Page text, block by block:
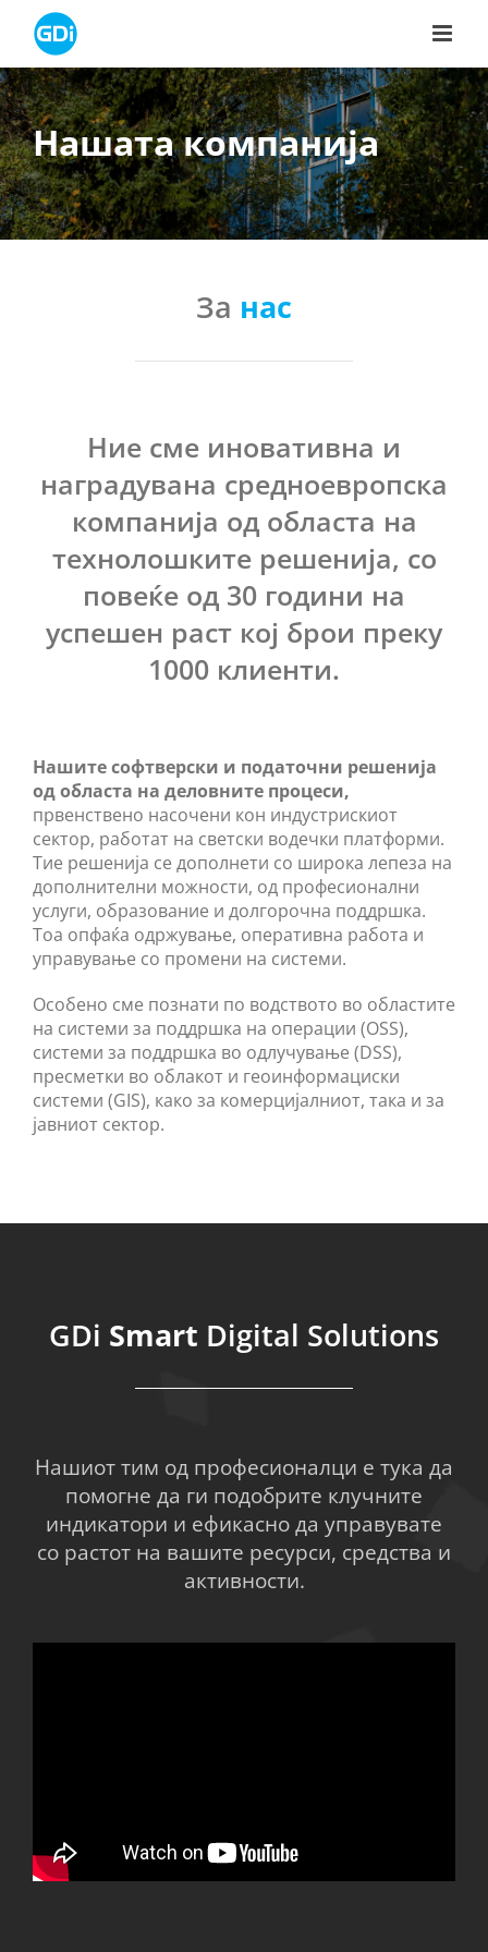
content
Нашата компанија
За нас
Ние сме иновативна и
наградувана средноевропска
компанија од областа на
технолошките решенија, со
повеќе од 30 години на
успешен раст кој брои преку
1000 клиенти.
Нашите софтверски и податочни решенија
од областа на деловните процеси,
првенствено насочени кон индустрискиот
сектор, работат на светски водечки платформи.
Тие решенија се дополнети со широка лепеза на
дополнителни можности, од професионални
услуги, образование и долгорочна поддршка.
Тоа опфаќа одржување, оперативна работа и
управување со промени на системи.
Особено сме познати по водството во областите
на системи за поддршка на операции (OSS),
системи за поддршка во одлучување (DSS),
пресметки во облакот и геоинформациски
системи (GIS), како за комерцијалниот, така и за
јавниот сектор.
GDi Smart Digital Solutions
Нашиот тим од професионалци е тука да
помогне да ги подобрите клучните
индикатори и ефикасно да управувате
со растот на вашите ресурси, средства и
активности.